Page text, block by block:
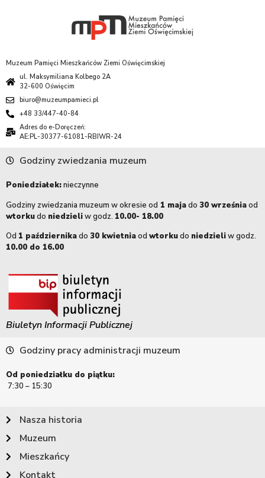
Muzeum Pamięci Mieszkańców Ziemi Oświęcimskiej
ul. Maksymiliana Kolbego 2A
32-600 Oświęcim
biuro@muzeumpamieci.pl
+48 33/447-40-84
Adres do e-Doręczeń:
AE:PL-30377-61081-RBIWR-24
Godziny zwiedzania muzeum
Poniedziałek:nieczynne
Godziny zwiedzania muzeum w okresie od 1 majado 30 wrześniaod
wtorkudo niedzieliw godz. 10.00- 18.00
Od 1 październikado 30 kwietniaod wtorkudo niedzieliw godz.
10.00 do 16.00
Biuletyn Informacji Publicznej
Godziny pracy administracji muzeum
Od poniedziałku do piątku:
7:30 – 15:30
Nasza historia
Muzeum
Mieszkańcy
Kontakt